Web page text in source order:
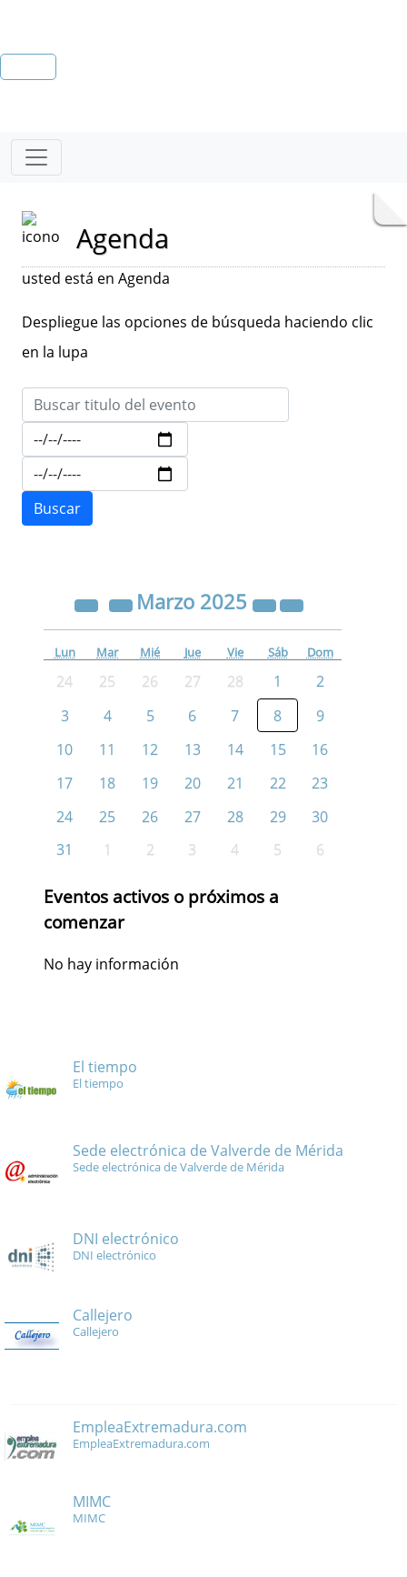
Agenda
usted está en Agenda
Despliegue las opciones de búsqueda haciendo clic
en la lupa
Marzo 2025
Lun Mar Mié Jue Vie Sáb Dom
24 25 26 27 28 1
2
3
4 5 6 7 8
9
10
11 12 13 14 15
16
17
18 19 20 21 22
23
24
25 26 27 28 29
30
31
1 2 3 4 5 6
Eventos activos o próximos a
comenzar
No hay información
El tiempo
El tiempo
Sede electrónica de Valverde de Mérida
Sede electrónica de Valverde de Mérida
DNI electrónico
DNI electrónico
Callejero
Callejero
EmpleaExtremadura.com
EmpleaExtremadura.com
MIMC
MIMC